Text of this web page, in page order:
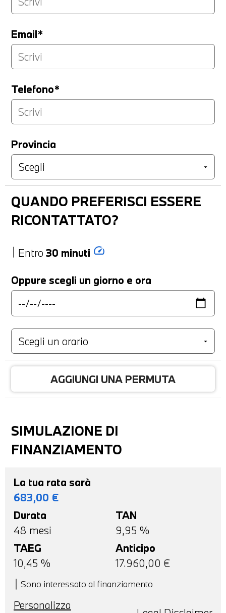
Email*
Telefono*
Provincia
QUANDO PREFERISCI ESSERE
RICONTATTATO?
Entro 30 minuti speed
Oppure scegli un giorno e ora
AGGIUNGI UNA PERMUTA
SIMULAZIONE DI
FINANZIAMENTO
La tua rata sarà
683,00 €
Durata
48 mesi
TAN
9,95 %
TAEG
10,45 %
Anticipo
17.960,00 €
Sono interessato al finanziamento
Personalizza